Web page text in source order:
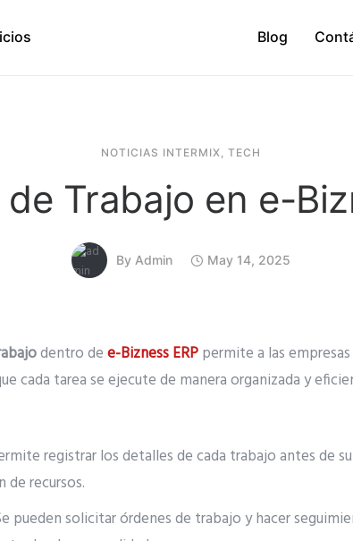
Blog
NOTICIAS INTERMIX, TECH
Trabajo en e-
By Admin May 14, 2025
dentro dee-Bizness ERPpermite a las
cada tarea se ejecute de manera organizada y
registrar los detalles de cada trabajo antes de
de recursos.
pueden solicitar órdenes de trabajo y hacer